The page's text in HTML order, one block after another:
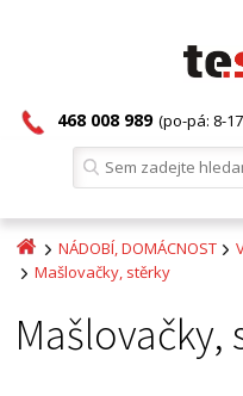
468 008 989 (po-pá: 8-
NÁDOBÍ, DOMÁCNOST
Mašlovačky, stěrky
Mašlovačky,